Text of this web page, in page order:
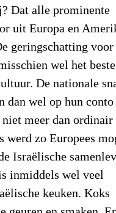
Dat alle prominente
uit Europa en
geringschatting voor
wel het
De nationale
dan wel op hun conto
meer dan ordinair
werd zo Europees
Israëlische
inmiddels wel veel
keuken. Koks